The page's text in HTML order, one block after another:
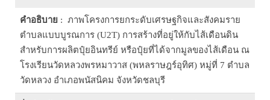
คำอธิบาย : ภาพโครงการยกระดับเศรษฐกิจและสังคมราย
ตำบลแบบบูรณการ (U2T) การสร้างที่อยู่ให้กับไส้เดือนดิน
สำหรับการผลิตปุ๋ยอินทรีย์ หรือปุ๋ยที่ได้จากมูลของไส้เดือน ณ
โรงเรียนวัดหลวงพรหมาวาส (พหลราษฎร์อุทิศ) หมู่ที่ 7 ตำบล
วัดหลวง อำเภอพนัสนิคม จังหวัดชลบุรี